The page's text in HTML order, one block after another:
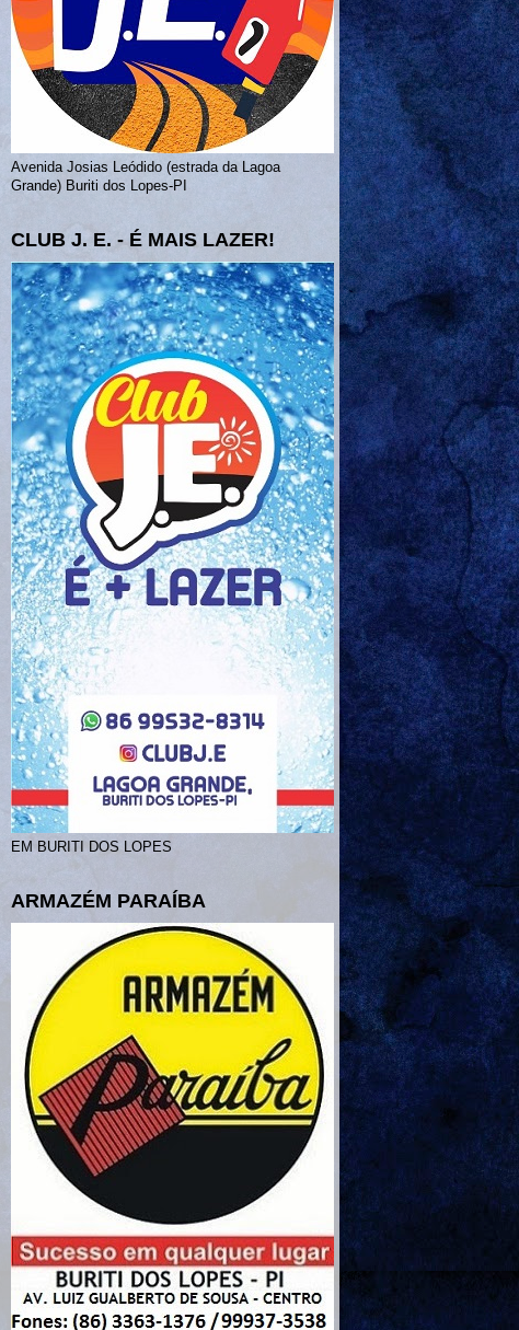
Avenida Josias Leódido (estrada da Lagoa
Grande) Buriti dos Lopes-PI
CLUB J. E. - É MAIS LAZER!
EM BURITI DOS LOPES
ARMAZÉM PARAÍBA